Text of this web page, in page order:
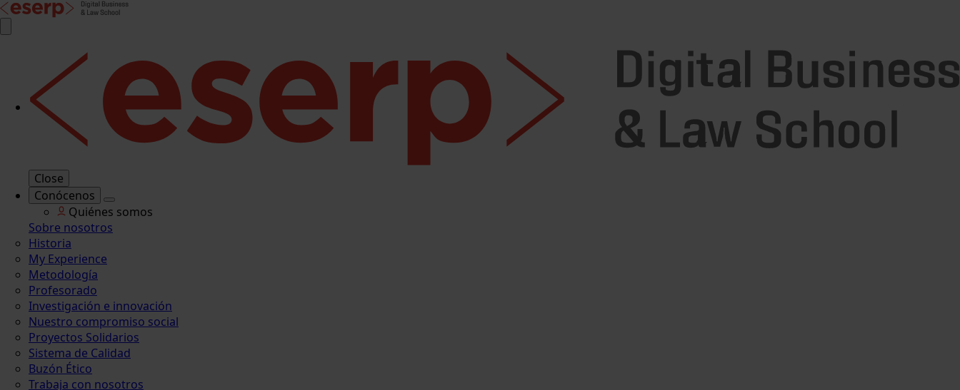
Close
Conócenos
Quiénes somos
Sobre nosotros
Historia
My Experience
Metodología
Profesorado
Investigación e innovación
Nuestro compromiso social
Proyectos Solidarios
Sistema de Calidad
Buzón Ético
Trabaja con nosotros